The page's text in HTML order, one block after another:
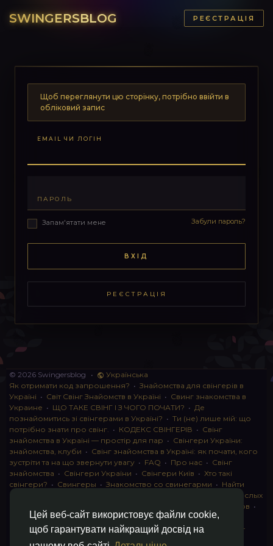
Цей веб-сайт використовує файли cookie,
щоб гарантувати найкращий досвід на
SWINGERSBLOG РЕЄСТРАЦІЯ
Щоб переглянути цю сторінку, потрібно ввійти в
обліковий запис
EMAIL ЧИ ЛОГІН
ПАРОЛЬ
Запам'ятати мене Забули пароль?
ВХІД
РЕЄСТРАЦІЯ
© 2026 Swingersblog •
Українська
Як отримати код запрошення? • Знайомства для свінгерів в
Україні • Світ Свінг Знайомств в Україні • Свинг знакомства в
Украине • ЩО ТАКЕ СВІНГ І З ЧОГО ПОЧАТИ? • Де
познайомитись зі свінгерами в Україні? • Ти (не) лише мій: що
потрібно знати про свінг. • КОДЕКС СВІНГЕРІВ • Свінг
знайомства в Україні — простір для пар • Свінгери України:
знайомства, клуби • Свінг знайомства в Україні: як почати, кого
зустріти та на що звернути увагу • FAQ • Про нас • Свінг
знайомства • Свінгери України • Свінгери Київ • Хто такі
свінгери? • Свингеры • Знакомство со свинегарми • Найти
instagram для взрослых
Клуб свингеров •
Конфіденційність• Правила• Партнерська програма
Свингеры •Свинг-пати•О свингерах откровенно
Свинг-
клуб: что это и как работает